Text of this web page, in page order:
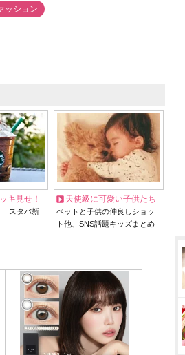
ッション
キ見せ！
スタバ新
天使級に可愛い子供たち
ペットと子供の仲良しショッ
ト他、SNS話題キッズまとめ